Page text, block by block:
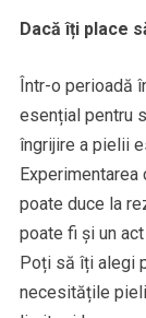
Dacă îți place
Într-o perioadă
esențial pentru
îngrijire a pielii
poate duce la
poate fi și un
Poți să îți alegi
necesitățile